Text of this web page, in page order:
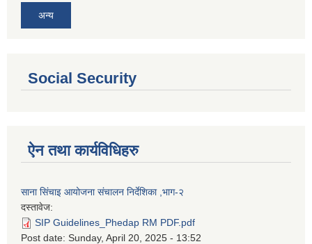
अन्य
Social Security
ऐन तथा कार्यविधिहरु
साना सिंचाइ आयोजना संचालन निर्देशिका ,भाग-२
दस्तावेज:
SIP Guidelines_Phedap RM PDF.pdf
Post date: Sunday, April 20, 2025 - 13:52